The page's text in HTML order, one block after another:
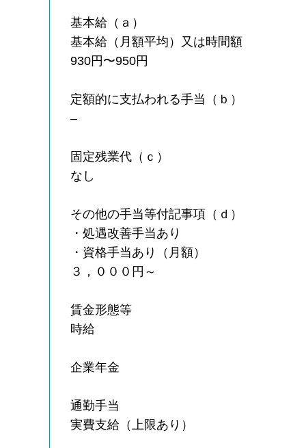
基本給（ａ）
基本給（月額平均）又は時間額
930円〜950円
定額的に支払われる手当（ｂ）
–
固定残業代（ｃ）
なし
その他の手当等付記事項（ｄ）
・処遇改善手当あり
・資格手当あり（月額）
３，０００円～
賃金形態等
時給
企業年金
通勤手当
実費支給（上限あり）